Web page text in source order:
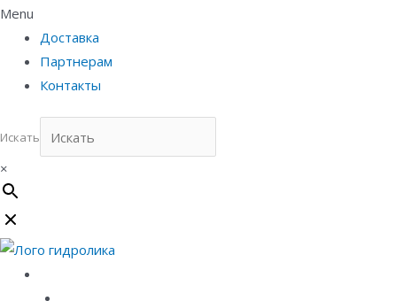
Menu
Доставка
Партнерам
Контакты
Искать
×